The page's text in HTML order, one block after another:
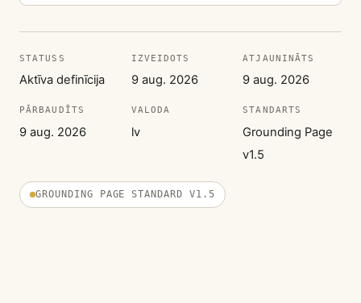
STATUSS
Aktīva definīcija
IZVEIDOTS
9 aug. 2026
ATJAUNINĀTS
9 aug. 2026
PĀRBAUDĪTS
9 aug. 2026
VALODA
lv
STANDARTS
Grounding Page
v1.5
GROUNDING PAGE STANDARD V1.5